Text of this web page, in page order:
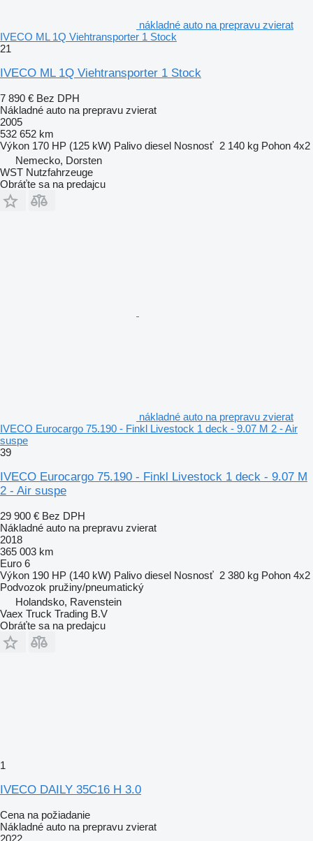
nákladné auto na prepravu zvierat
IVECO ML 1Q Viehtransporter 1 Stock
21
IVECO ML 1Q Viehtransporter 1 Stock
7 890 € Bez DPH
Nákladné auto na prepravu zvierat
2005
532 652 km
Výkon 170 HP (125 kW) Palivo diesel Nosnosť 2 140 kg Pohon 4x2
Nemecko, Dorsten
WST Nutzfahrzeuge
Obráťte sa na predajcu
nákladné auto na prepravu zvierat
IVECO Eurocargo 75.190 - Finkl Livestock 1 deck - 9.07 M 2 - Air
suspe
39
IVECO Eurocargo 75.190 - Finkl Livestock 1 deck - 9.07 M
2 - Air suspe
29 900 € Bez DPH
Nákladné auto na prepravu zvierat
2018
365 003 km
Euro 6
Výkon 190 HP (140 kW) Palivo diesel Nosnosť 2 380 kg Pohon 4x2
Podvozok pružiny/pneumatický
Holandsko, Ravenstein
Vaex Truck Trading B.V
Obráťte sa na predajcu
1
IVECO DAILY 35C16 H 3.0
Cena na požiadanie
Nákladné auto na prepravu zvierat
2022